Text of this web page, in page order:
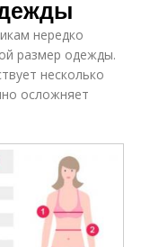
нередко
размер одежды.
несколько
осложняет